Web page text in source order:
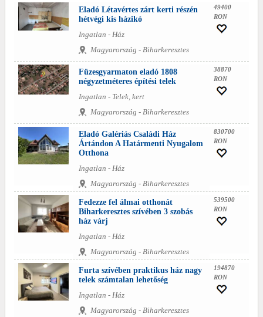
Eladó Létavértes zárt kerti részén
hétvégi kis házikó
Ingatlan - Ház
Magyarország - Biharkeresztes
49400
RON
Füzesgyarmaton eladó 1808
négyzetméteres építési telek
Ingatlan - Telek, kert
Magyarország - Biharkeresztes
38870
RON
Eladó Galériás Családi Ház
Ártándon A Határmenti Nyugalom
Otthona
Ingatlan - Ház
Magyarország - Biharkeresztes
830700
RON
Fedezze fel álmai otthonát
Biharkeresztes szívében 3 szobás
ház várj
Ingatlan - Ház
Magyarország - Biharkeresztes
539500
RON
Furta szívében praktikus ház nagy
telek számtalan lehetőség
Ingatlan - Ház
Magyarország - Biharkeresztes
194870
RON